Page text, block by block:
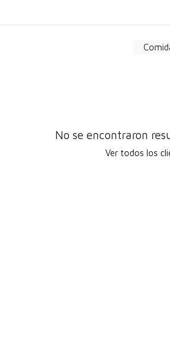
No se encontraron
Ver todos los